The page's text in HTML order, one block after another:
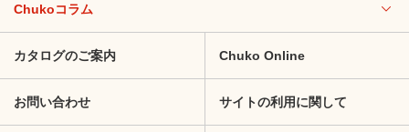
Chukoコラム
カタログのご案内 Chuko Online
お問い合わせ サイトの利用に関して